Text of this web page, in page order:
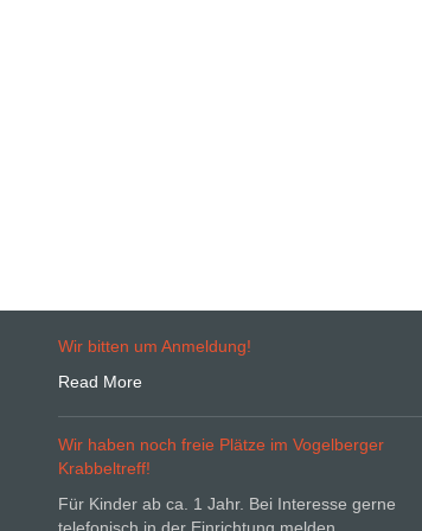
Wir bitten um Anmeldung!
Read More
Wir haben noch freie Plätze im Vogelberger
Krabbeltreff!
Für Kinder ab ca. 1 Jahr. Bei Interesse gerne
telefonisch in der Einrichtung melden.